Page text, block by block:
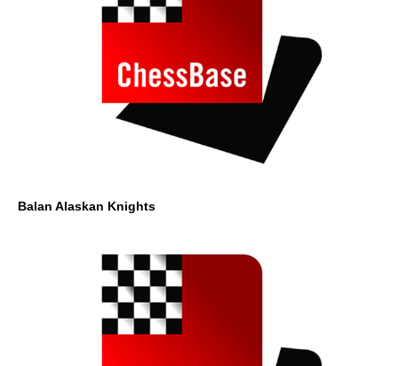
Balan Alaskan Knights